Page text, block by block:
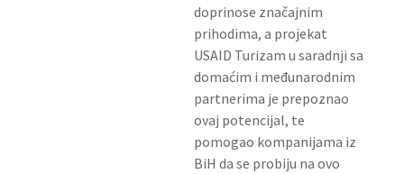
doprinose značajnim
prihodima, a projekat
USAID Turizam u saradnji sa
domaćim i međunarodnim
partnerima je prepoznao
ovaj potencijal, te
pomogao kompanijama iz
BiH da se probiju na ovo